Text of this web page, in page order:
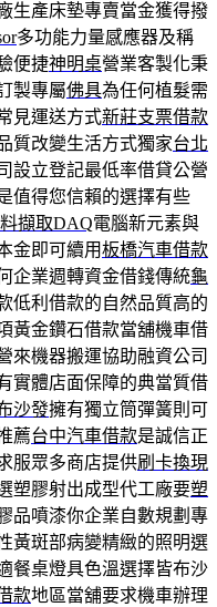
生產床墊專賣當金獲得撥
多功能力量感應器及稱
便捷神明桌營業客製化秉
製專屬佛具為任何植髮需
見運送方式新莊支票借款
質改變生活方式獨家台北
設立登記最低率借貸公營
值得您信賴的選擇有些
擷取DAQ電腦新元素與
金即可續用板橋汽車借款
企業週轉資金借錢傳統龜
低利借款的自然品質高的
黃金鑽石借款當舖機車借
來機器搬運協助融資公司
實體店面保障的典當質借
沙發擁有獨立筒彈簧則可
薦台中汽車借款是誠信正
服眾多商店提供刷卡換現
塑膠射出成型代工廠要塑
品噴漆你企業自數規劃專
黃斑部病變精緻的照明選
餐桌燈具色溫選擇皆布沙
款地區當舖要求機車辦理